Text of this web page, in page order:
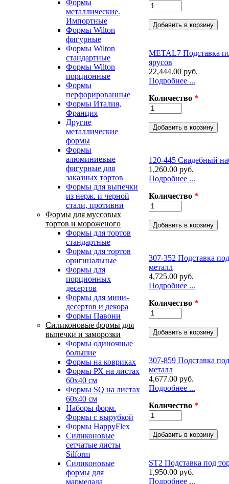
Формы
металлические.
Импортные
Формы Wilton
фигурные
Формы Wilton
стандартные
Формы Wilton
порционные
Формы
перфорированные
Формы Италия,
Франция
Другие
металлические
формы
Формы
алюминиевые
фигурные для
заказных тортов
Формы для выпечки
из нерж. и черной
стали, противни
Формы для муссовых
тортов и мороженого
Формы для тортов
стандартные
Формы для тортов
оригинальные
Формы для
порционных
десертов
Формы для мини-
десертов и декора
Формы Павони
Силиконовые формы для
выпечки и заморозки
Формы одиночные
большие
Формы на ковриках
Формы РХ на листах
60х40 см
Формы SQ на листах
60х40 см
Наборы форм.
Формы с вырубкой
Формы HappyFlex
Силиконовые
сетчатые листы
Silform
Силиконовые
формы для
мармелада
METAL7 Подставка
ярусов
22,444.00 руб.
Подробнее ...
Количество *
120-445 Свадебный
1,260.00 руб.
Подробнее ...
Количество *
307-352 Подставка
металл
4,725.00 руб.
Подробнее ...
Количество *
307-859 Подставка
металл
4,677.00 руб.
Подробнее ...
Количество *
ST2 Подставка под
1,950.00 руб.
Подробнее ...